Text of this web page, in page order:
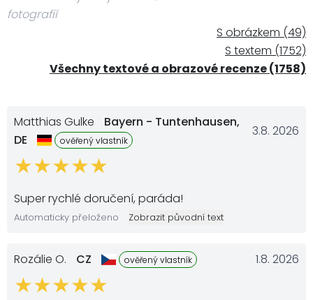
fotografií
S obrázkem (49)
S textem (1752)
Všechny textové a obrazové recenze (1758)
Matthias Gulke
Bayern - Tuntenhausen,
DE
ověřený vlastník
3.8. 2026
Super rychlé doručení, paráda!
Automaticky přeloženo Zobrazit původní text
Rozálie O. CZ ověřený vlastník 1.8. 2026